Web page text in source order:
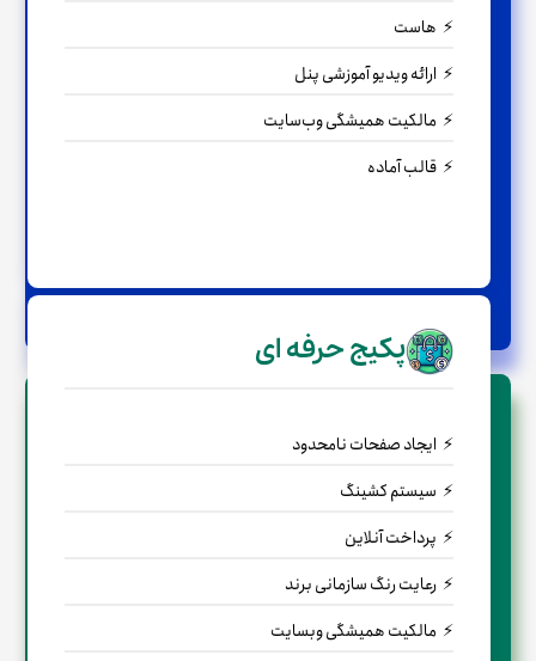
هاست
ارائه ویدیو آموزشی پنل
مالکیت همیشگی وب‌سایت
قالب آماده
پکیج حرفه ای
ایجاد صفحات نامحدود
سیستم کشینگ
پرداخت آنلاین
رعایت رنگ سازمانی برند
مالکیت همیشگی وبسایت